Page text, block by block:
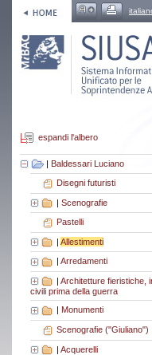
espandi l'albero
| Baldessari Luciano
Disegni futuristi
| Scenografie
Pastelli
| Allestimenti
Arredamenti
| Architetture fieristiche,
civili prima della guerra
Monumenti
Scenografie ("Giuliano")
| Acquerelli